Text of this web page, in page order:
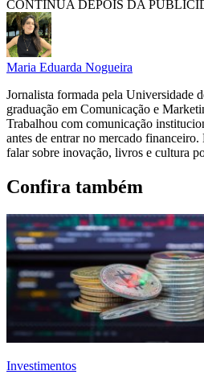
CONTINUA DEPOIS DA
Maria Eduarda Nogueira
Jornalista formada pela Universidade
graduação em Comunicação e
Trabalhou com comunicação
antes de entrar no mercado
falar sobre inovação, livros e cultura
Confira também
Investimentos